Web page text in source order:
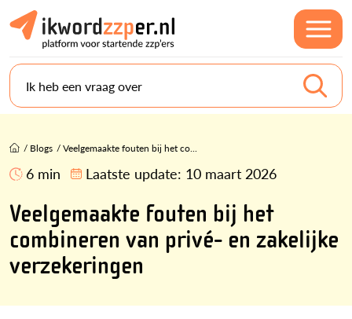
Ik heb een vraag over
/ Blogs /Veelgemaakte fouten bij het co...
6 min Laatste update: 10 maart 2026
Veelgemaakte fouten bij het
combineren van privé- en zakelijke
verzekeringen